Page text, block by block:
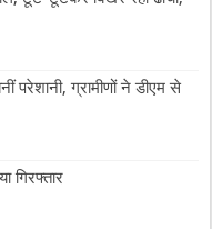
परेशानी, ग्रामीणों ने डीएम से
गिरफ्तार